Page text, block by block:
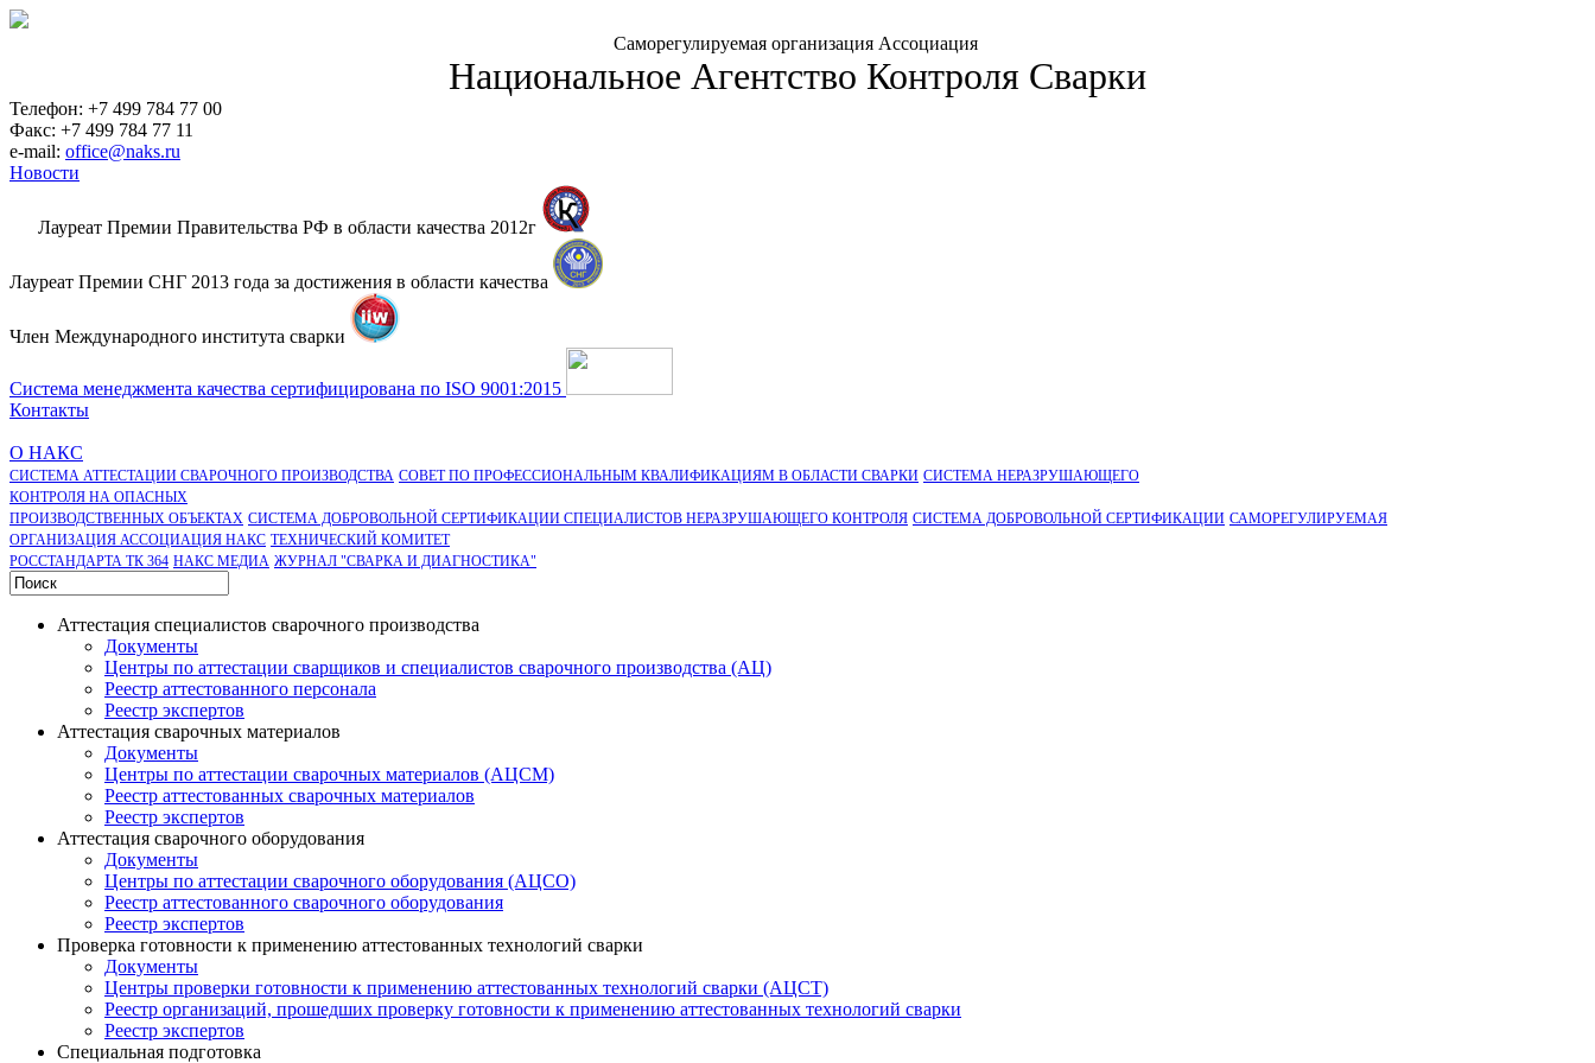
Саморегулируемая организация Ассоциация
Национальное Агентство Контроля Сварки
Телефон: +7 499 784 77 00
Факс: +7 499 784 77 11
e-mail: office@naks.ru
Новости
Лауреат Премии Правительства РФ в области качества 2012г
Лауреат Премии СНГ 2013 года за достижения в области качества
Член Международного института сварки
Система менеджмента качества сертифицирована по ISO 9001:2015
Контакты
О НАКС
СИСТЕМА АТТЕСТАЦИИ СВАРОЧНОГО ПРОИЗВОДСТВА СОВЕТ ПО ПРОФЕССИОНАЛЬНЫМ КВАЛИФИКАЦИЯМ В ОБЛАСТИ СВАРКИ СИСТЕМА НЕРАЗРУШАЮЩЕГО
КОНТРОЛЯ НА ОПАСНЫХ
ПРОИЗВОДСТВЕННЫХ ОБЪЕКТАХ СИСТЕМА ДОБРОВОЛЬНОЙ СЕРТИФИКАЦИИ СПЕЦИАЛИСТОВ НЕРАЗРУШАЮЩЕГО КОНТРОЛЯ СИСТЕМА ДОБРОВОЛЬНОЙ CЕРТИФИКАЦИИ САМОРЕГУЛИРУЕМАЯ
ОРГАНИЗАЦИЯ АССОЦИАЦИЯ НАКС ТЕХНИЧЕСКИЙ КОМИТЕТ
РОССТАНДАРТА ТК 364 НАКС МЕДИА ЖУРНАЛ "СВАРКА И ДИАГНОСТИКА"
Аттестация специалистов сварочного производства
Документы
Центры по аттестации сварщиков и специалистов сварочного производства (АЦ)
Реестр аттестованного персонала
Реестр экспертов
Аттестация сварочных материалов
Документы
Центры по аттестации сварочных материалов (АЦСМ)
Реестр аттестованных сварочных материалов
Реестр экспертов
Аттестация сварочного оборудования
Документы
Центры по аттестации сварочного оборудования (АЦСО)
Реестр аттестованного сварочного оборудования
Реестр экспертов
Проверка готовности к применению аттестованных технологий сварки
Документы
Центры проверки готовности к применению аттестованных технологий сварки (АЦСТ)
Реестр организаций, прошедших проверку готовности к применению аттестованных технологий сварки
Реестр экспертов
Специальная подготовка